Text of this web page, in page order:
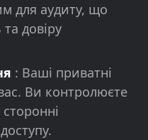
для аудиту, що
довіру
: Ваші приватні
Ви контролюєте